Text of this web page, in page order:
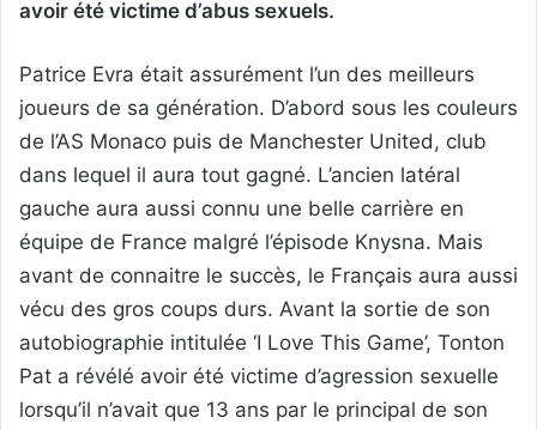
avoir été victime d’abus sexuels.
Patrice Evra était assurément l’un des meilleurs
joueurs de sa génération. D’abord sous les couleurs
de l’AS Monaco puis de Manchester United, club
dans lequel il aura tout gagné. L’ancien latéral
gauche aura aussi connu une belle carrière en
équipe de France malgré l’épisode Knysna. Mais
avant de connaitre le succès, le Français aura aussi
vécu des gros coups durs. Avant la sortie de son
autobiographie intitulée ‘I Love This Game’, Tonton
Pat a révélé avoir été victime d’agression sexuelle
lorsqu’il n’avait que 13 ans par le principal de son